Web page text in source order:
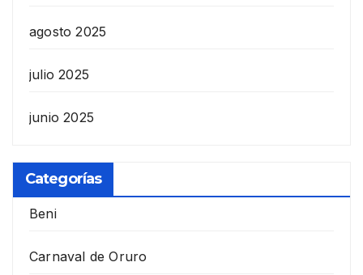
agosto 2025
julio 2025
junio 2025
Categorías
Beni
Carnaval de Oruro